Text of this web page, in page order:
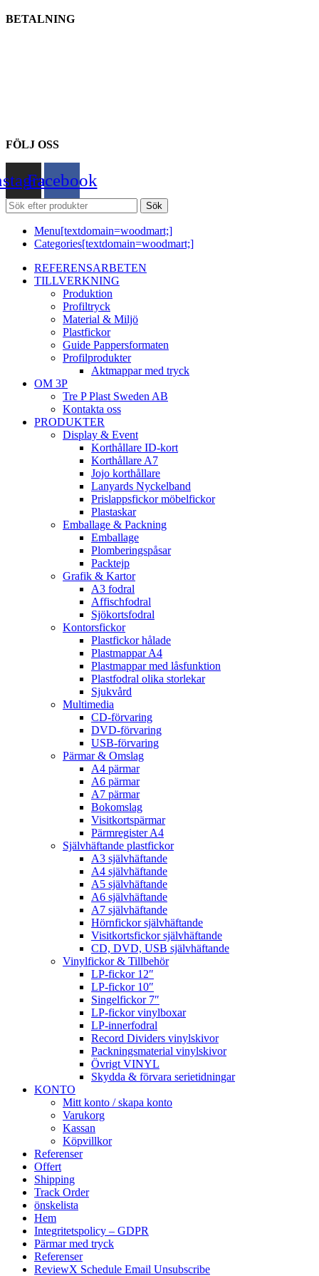
BETALNING
FÖLJ OSS
Facebook
Sök
Menu[textdomain=woodmart;]
Categories[textdomain=woodmart;]
REFERENSARBETEN
TILLVERKNING
Produktion
Profiltryck
Material & Miljö
Plastfickor
Guide Pappersformaten
Profilprodukter
Aktmappar med tryck
OM 3P
Tre P Plast Sweden AB
Kontakta oss
PRODUKTER
Display & Event
Korthållare ID-kort
Korthållare A7
Jojo korthållare
Lanyards Nyckelband
Prislappsfickor möbelfickor
Plastaskar
Emballage & Packning
Emballage
Plomberingspåsar
Packtejp
Grafik & Kartor
A3 fodral
Affischfodral
Sjökortsfodral
Kontorsfickor
Plastfickor hålade
Plastmappar A4
Plastmappar med låsfunktion
Plastfodral olika storlekar
Sjukvård
Multimedia
CD-förvaring
DVD-förvaring
USB-förvaring
Pärmar & Omslag
A4 pärmar
A6 pärmar
A7 pärmar
Bokomslag
Visitkortspärmar
Pärmregister A4
Självhäftande plastfickor
A3 självhäftande
A4 självhäftande
A5 självhäftande
A6 självhäftande
A7 självhäftande
Hörnfickor självhäftande
Visitkortsfickor självhäftande
CD, DVD, USB självhäftande
Vinylfickor & Tillbehör
LP-fickor 12″
LP-fickor 10″
Singelfickor 7″
LP-fickor vinylboxar
LP-innerfodral
Record Dividers vinylskivor
Packningsmaterial vinylskivor
Övrigt VINYL
Skydda & förvara serietidningar
KONTO
Mitt konto / skapa konto
Varukorg
Kassan
Köpvillkor
Referenser
Offert
Shipping
Track Order
önskelista
Hem
Integritetspolicy – GDPR
Pärmar med tryck
Referenser
ReviewX Schedule Email Unsubscribe